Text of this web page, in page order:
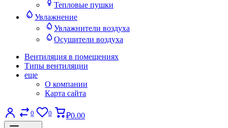
Тепловые пушки
Увлажнение
Увлажнители воздуха
Осушители воздуха
Вентиляция в помещениях
Типы вентиляции
еще
О компании
Карта сайта
0 0 ₽0.00